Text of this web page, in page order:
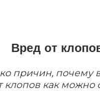
Вред от
причин, почему
клопов как можно